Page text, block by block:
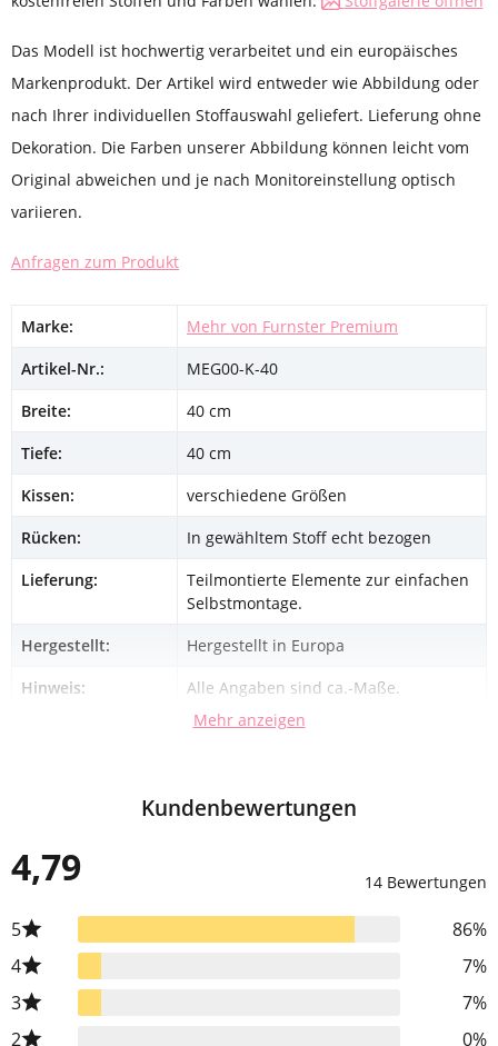
Das Modell ist hochwertig verarbeitet und ein europäisches
Markenprodukt. Der Artikel wird entweder wie Abbildung oder
nach Ihrer individuellen Stoffauswahl geliefert. Lieferung ohne
Dekoration. Die Farben unserer Abbildung können leicht vom
Original abweichen und je nach Monitoreinstellung optisch
variieren.
Anfragen zum Produkt
Marke:
Mehr von Furnster Premium
Artikel-Nr.:
MEG00-K-40
Breite:
40 cm
Tiefe:
40 cm
Kissen:
verschiedene Größen
Rücken:
In gewähltem Stoff echt bezogen
Lieferung:
Teilmontierte Elemente zur einfachen
Selbstmontage.
Hergestellt:
Hergestellt in Europa
Hinweis:
Alle Angaben sind ca.-Maße.
Mehr anzeigen
Kundenbewertungen
4,79 14 Bewertungen
5
86%
4
7%
3
7%
2
0%